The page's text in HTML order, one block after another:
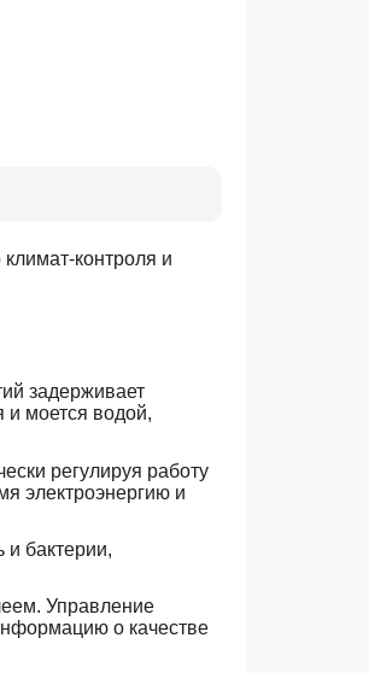
контроля и
задерживает
и моется водой,
регулируя работу
электроэнергию и
и бактерии,
Управление
о качестве